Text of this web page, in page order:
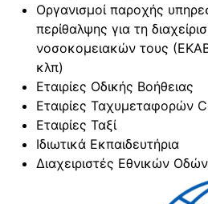
Οργανισμοί παροχής
περίθαλψης για τη
νοσοκομειακών τους
κλπ)
Εταιρίες Οδικής Βοήθειας
Εταιρίες Ταχυμεταφορών
Εταιρίες Ταξί
Ιδιωτικά Εκπαιδευτήρια
Διαχειριστές Εθνικών